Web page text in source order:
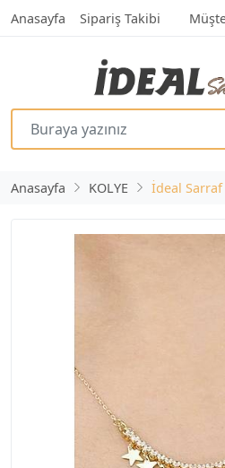
Anasayfa Sipariş Takibi
Anasayfa KOLYE İdeal Sarraf